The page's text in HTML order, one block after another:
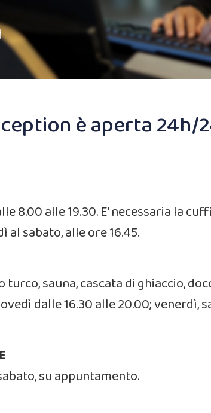
è aperta 24h/
8.00 alle 19.30. E’ necessaria la
al sabato, alle ore 16.45.
turco, sauna, cascata di ghiaccio,
dalle 16.30 alle 20.00; venerdì,
su appuntamento.